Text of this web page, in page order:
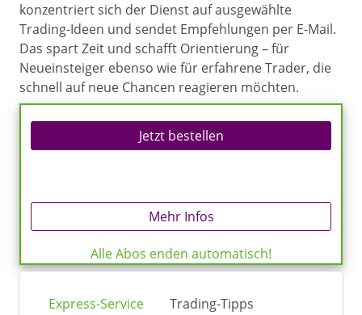
konzentriert sich der Dienst auf ausgewählte
Trading-Ideen und sendet Empfehlungen per E-Mail.
Das spart Zeit und schafft Orientierung – für
Neueinsteiger ebenso wie für erfahrene Trader, die
schnell auf neue Chancen reagieren möchten.
Jetzt bestellen
Mehr Infos
Alle Abos enden automatisch!
Express-Service Trading-Tipps